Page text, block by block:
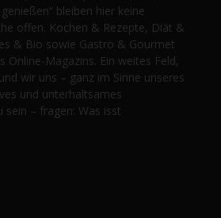
bleiben hier keine
offen. Kochen & Rezepte, Diät &
& Bio sowie Gastro & Gourmet
Online-Magazins. Ein weites Feld,
wir uns – ganz im Sinne unseres
und unterhaltsames
sein – fragen: Was isst